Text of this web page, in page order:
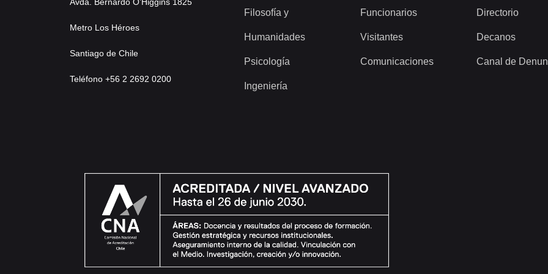
Avda. Bernardo O’Higgins 1825
Metro Los Héroes
Santiago de Chile
Teléfono +56 2 2692 0200
Filosofía y
Humanidades
Psicología
Ingeniería
Funcionarios
Visitantes
Comunicaciones
Directorio
Decanos
Canal de